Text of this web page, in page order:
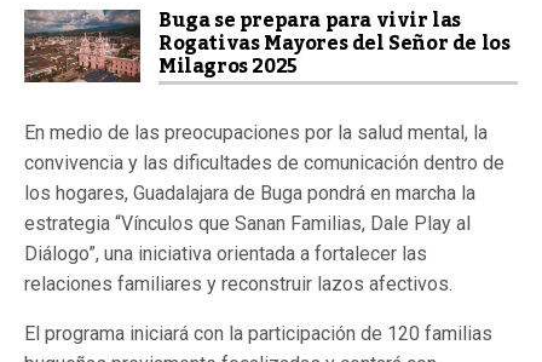
Buga se prepara para vivir las
Rogativas Mayores del Señor de los
Milagros 2025
En medio de las preocupaciones por la salud mental, la
convivencia y las dificultades de comunicación dentro de
los hogares, Guadalajara de Buga pondrá en marcha la
estrategia “Vínculos que Sanan Familias, Dale Play al
Diálogo”, una iniciativa orientada a fortalecer las
relaciones familiares y reconstruir lazos afectivos.
El programa iniciará con la participación de 120 familias